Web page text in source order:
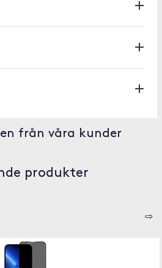
från våra kunder
produkter
⇨